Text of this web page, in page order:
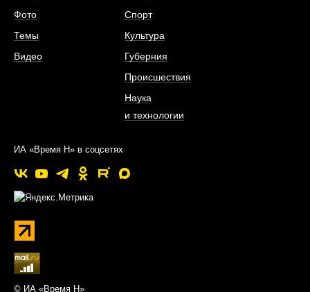
Фото
Темы
Видео
Спорт
Культура
Губерния
Происшествия
Наука
и технологии
ИА «Время Н» в соцсетях
© ИА «Время Н»